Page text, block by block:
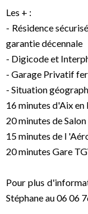
Les + :
- Résidence
garantie décennale
- Digicode et
- Garage Privatif
- Situation
16 minutes d'Aix en
20 minutes de
15 minutes de l
20 minutes Gare
Pour plus
Stéphane au 06 06